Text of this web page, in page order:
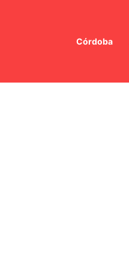
Córdoba
en el estrecho de Ormuz: